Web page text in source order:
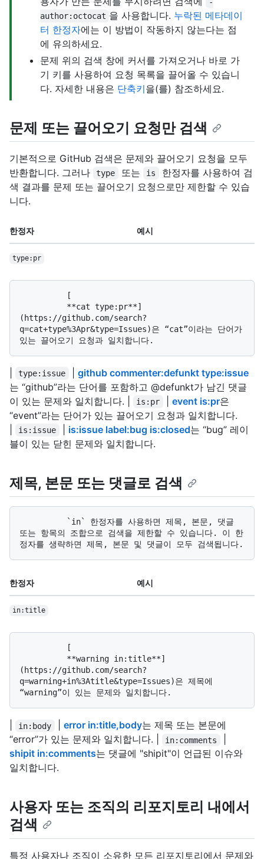
author:octocat 을 사용합니다. 누락된 메타데이
터 한정자에는 이 방법이 작동하지 않는다는 점
에 유의하세요.
문제 위의 검색 창에 커서를 가져오거나 바로 가
기 키를 사용하여 요청 목록을 끌어올 수 있습니
다. 자세한 내용은 단축키을(를) 참조하세요.
문제 또는 끌어오기 요청만 검색
기본적으로 GitHub 검색은 문제와 끌어오기 요청을 모두
반환합니다. 그러나
type 또는 is
한정자를 사용하여 검
색 결과를 문제 또는 끌어오기 요청으로만 제한할 수 있습
니다.
한정자 예시
type:pr
(https://github.com/search?
q=cat+type%3Apr&type=Issues)은 “cat”이라는 단어가
type:issue
github commenter:defunkt type:issue
는 “github”라는 단어를 포함하고 @defunkt가 남긴 댓글
이 있는 문제와 일치합니다. |
is:pr event is:pr은
“event”라는 단어가 있는 끌어오기 요청과 일치합니다.
is:issue is:issue label:bug is:closed는 “bug” 레이
블이 있는 닫힌 문제와 일치합니다.
제목, 본문 또는 댓글로 검색
또는 항목의 조합으로 검색을 제한할 수 있습니다. 이 한
한정자 예시
in:title
(https://github.com/search?
q=warning+in%3Atitle&type=Issues)은 제목에
in:body error in:title,body는 제목 또는 본문에
“error”가 있는 문제와 일치합니다. |
in:comments
shipit in:comments는 댓글에 "shipit"이 언급된 이슈와
일치합니다.
사용자 또는 조직의 리포지토리 내에서
검색
특정 사용자나 조직이 소유한 모든 리포지토리에서 문제와